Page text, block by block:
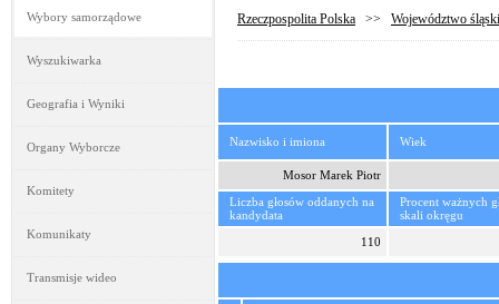
Wybory samorządowe
Wyszukiwarka
Geografia i Wyniki
Organy Wyborcze
Komitety
Komunikaty
Transmisje wideo
Rzeczpospolita Polska >> Województwo
Nazwisko i imiona Wiek
Mosor Marek Piotr
Liczba głosów oddanych na
kandydata
Procent ważnych
skali okręgu
110